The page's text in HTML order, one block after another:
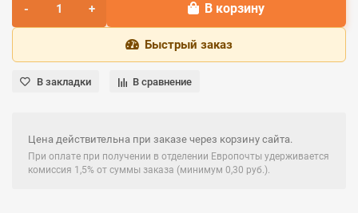
В корзину
Быстрый заказ
В закладки В сравнение
Цена действительна при заказе через корзину сайта.
При оплате при получении в отделении Европочты удерживается
комиссия 1,5% от суммы заказа (минимум 0,30 руб.).